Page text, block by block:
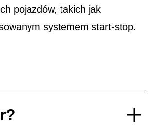
pojazdów, takich jak
systemem start-stop.